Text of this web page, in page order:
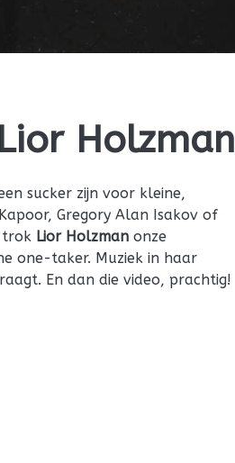
Holzman
sucker zijn voor kleine,
Gregory Alan Isakov of
trok Lior Holzman onze
one-taker. Muziek in haar
En dan die video, prachtig!